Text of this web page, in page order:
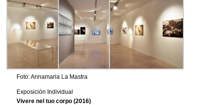
Foto: Annamaria La Mastra
Exposición Individual
Vivere nel tuo corpo (2016)